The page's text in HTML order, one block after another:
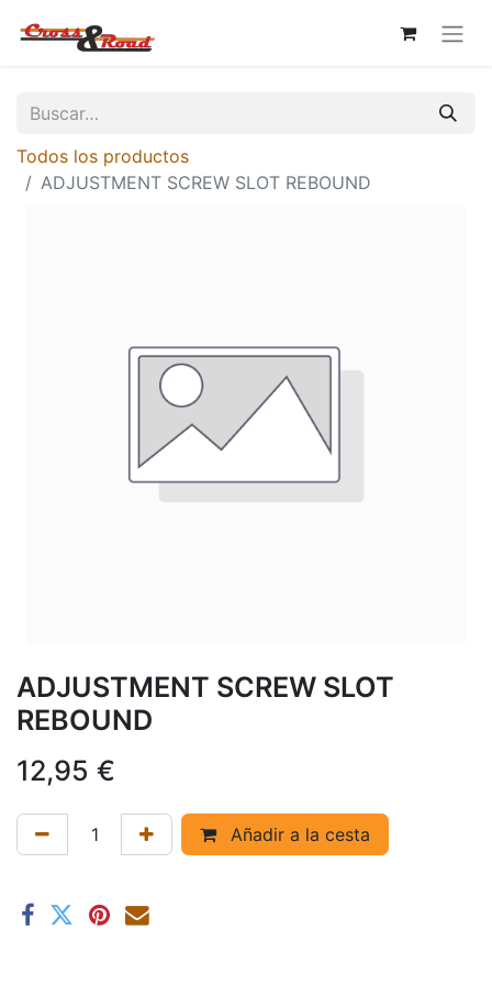
Todos los productos
ADJUSTMENT SCREW SLOT REBOUND
ADJUSTMENT SCREW SLOT
REBOUND
12,95 €
Añadir a la cesta